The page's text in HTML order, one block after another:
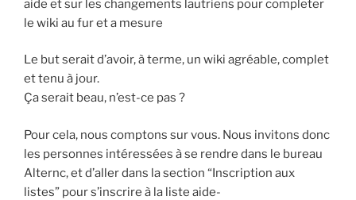
aide et sur les changements lautriens pour completer
le wiki au fur et a mesure
Le but serait d’avoir, à terme, un wiki agréable, complet
et tenu à jour.
Ça serait beau, n’est-ce pas ?
Pour cela, nous comptons sur vous. Nous invitons donc
les personnes intéressées à se rendre dans le bureau
Alternc, et d’aller dans la section “Inscription aux
listes” pour s’inscrire à la liste aide-